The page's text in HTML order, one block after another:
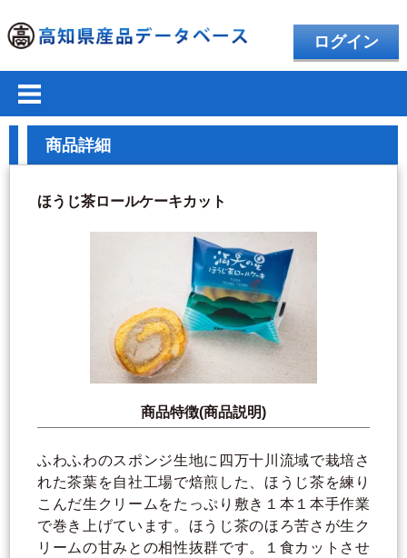
ログイン
商品詳細
ほうじ茶ロールケーキカット
商品特徴(商品説明)
ふわふわのスポンジ生地に四万十川流域で栽培さ
れた茶葉を自社工場で焙煎した、ほうじ茶を練り
こんだ生クリームをたっぷり敷き１本１本手作業
で巻き上げています。ほうじ茶のほろ苦さが生ク
リームの甘みとの相性抜群です。１食カットさせ